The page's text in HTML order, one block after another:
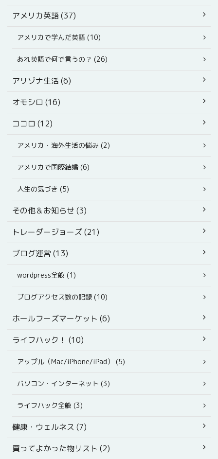
アメリカ英語 (37)
アメリカで学んだ英語 (10)
あれ英語で何で言うの？ (26)
アリゾナ生活 (6)
オモシロ (16)
ココロ (12)
アメリカ・海外生活の悩み (2)
アメリカで国際結婚 (6)
人生の気づき (5)
その他＆お知らせ (3)
トレーダージョーズ (21)
ブログ運営 (13)
wordpress全般 (1)
ブログアクセス数の記録 (10)
ホールフーズマーケット (6)
ライフハック！ (10)
アップル（Mac/iPhone/iPad） (5)
パソコン・インターネット (3)
ライフハック全般 (3)
健康・ウェルネス (7)
買ってよかった物リスト (2)